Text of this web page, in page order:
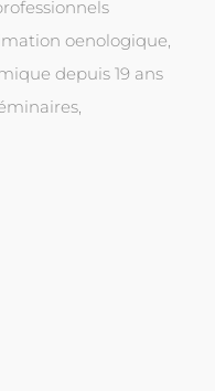
oenologique,
depuis 19 ans